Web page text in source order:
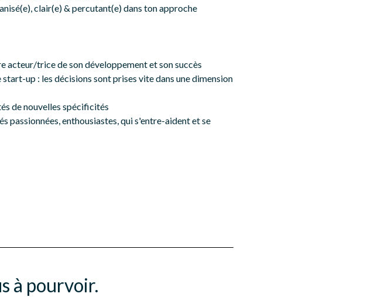
clair(e) & percutant(e) dans ton approche
acteur/trice de son développement et son succès
up : les décisions sont prises vite dans une dimension
de nouvelles spécificités
passionnées, enthousiastes, qui s'entre-aident et se
à pourvoir.